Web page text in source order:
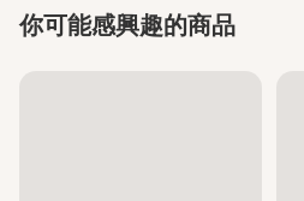
你可能感興趣的商品